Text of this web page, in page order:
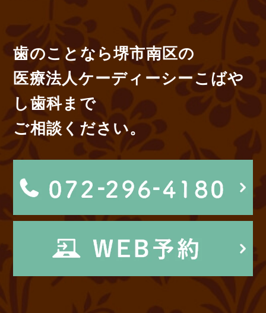
歯のことなら堺市南区の
医療法人ケーディーシーこばや
し歯科まで
ご相談ください。